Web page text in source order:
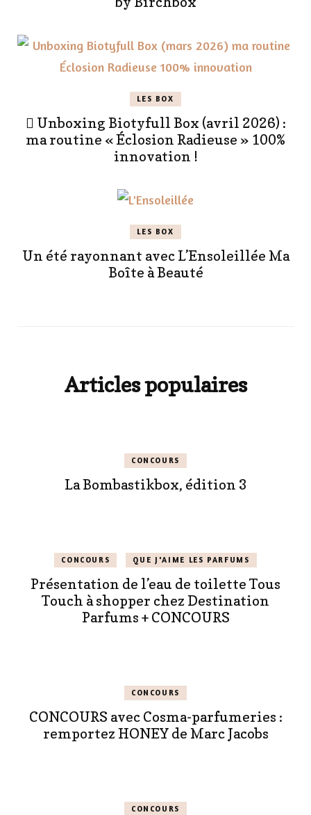
LES BOX
 Unboxing Biotyfull Box (avril 2026) :
ma routine « Éclosion Radieuse » 100%
innovation !
LES BOX
Un été rayonnant avec L’Ensoleillée Ma
Boîte à Beauté
Articles populaires
CONCOURS
La Bombastikbox, édition 3
CONCOURS QUE J'AIME LES PARFUMS
Présentation de l’eau de toilette Tous
Touch à shopper chez Destination
Parfums + CONCOURS
CONCOURS
CONCOURS avec Cosma-parfumeries :
remportez HONEY de Marc Jacobs
CONCOURS